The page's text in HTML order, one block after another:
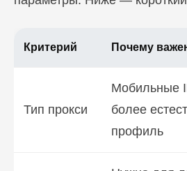
Критерий Почему
Тип прокси
Мобильные
более
профиль